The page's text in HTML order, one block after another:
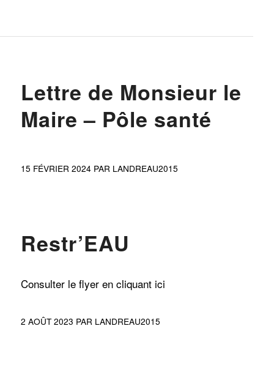
Lettre de Monsieur le
Maire – Pôle santé
15 FÉVRIER 2024 PAR LANDREAU2015
Restr’EAU
Consulter le flyer en cliquant ici
2 AOÛT 2023 PAR LANDREAU2015